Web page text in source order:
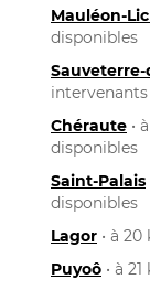
Mauléon-
disponibles
Chéraute •
disponibles
Saint-Palais
disponibles
Lagor • à
Puyoô • à